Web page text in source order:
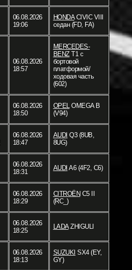
06.08.2026
19:06
HONDACIVIC VIII
седан (FD, FA)
06.08.2026
18:57
MERCEDES-
BENZT1 c
бортовой
платформой/
ходовая часть
(602)
06.08.2026
18:50
OPELOMEGA B
(V94)
06.08.2026
18:47
AUDI Q3 (8UB,
8UG)
06.08.2026
18:31
AUDI A6 (4F2, C6)
06.08.2026
18:29
CITROËN C5 II
(RC_)
06.08.2026
18:25
LADAZHIGULI
06.08.2026
18:13
SUZUKI SX4 (EY,
GY)